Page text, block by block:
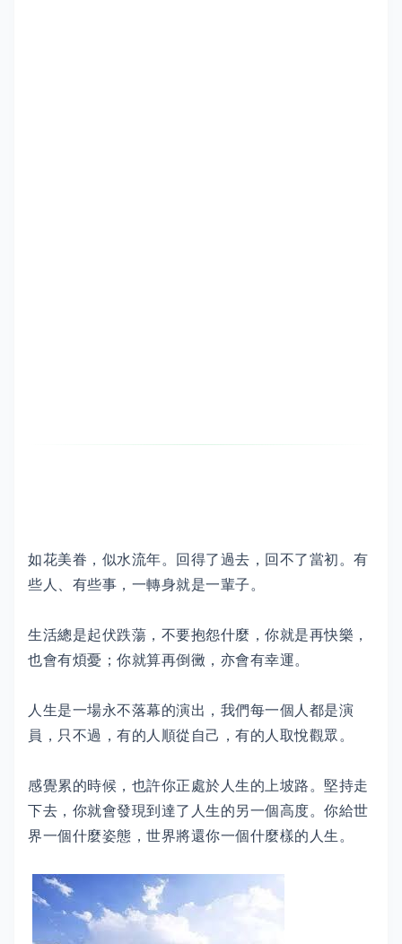
如花美眷，似水流年。回得了過去，回不了當初。有
些人、有些事，一轉身就是一輩子。
生活總是起伏跌蕩，不要抱怨什麼，你就是再快樂，
也會有煩憂；你就算再倒黴，亦會有幸運。
人生是一場永不落幕的演出，我們每一個人都是演
員，只不過，有的人順從自己，有的人取悅觀眾。
感覺累的時候，也許你正處於人生的上坡路。堅持走
下去，你就會發現到達了人生的另一個高度。你給世
界一個什麼姿態，世界將還你一個什麼樣的人生。